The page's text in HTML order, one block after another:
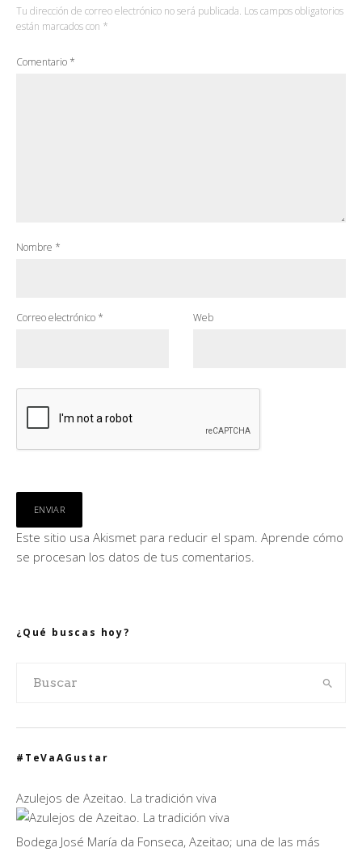
Tu dirección de correo electrónico no será publicada. Los campos obligatorios
están marcados con *
Comentario *
Nombre *
Correo electrónico * Web
Este sitio usa Akismet para reducir el spam. Aprende cómo
se procesan los datos de tus comentarios.
¿Qué buscas hoy?
#TeVaAGustar
Azulejos de Azeitao. La tradición viva
Bodega José María da Fonseca, Azeitao; una de las más